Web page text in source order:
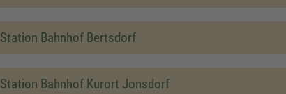
Station Bahnhof Bertsdorf
Station Bahnhof Kurort Jonsdorf